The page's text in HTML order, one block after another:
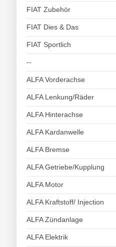
FIAT Zubehör
FIAT Dies & Das
FIAT Sportlich
--
ALFA Vorderachse
ALFA Lenkung/Räder
ALFA Hinterachse
ALFA Kardanwelle
ALFA Bremse
ALFA Getriebe/Kupplung
ALFA Motor
ALFA Kraftstoff/ Injection
ALFA Zündanlage
ALFA Elektrik